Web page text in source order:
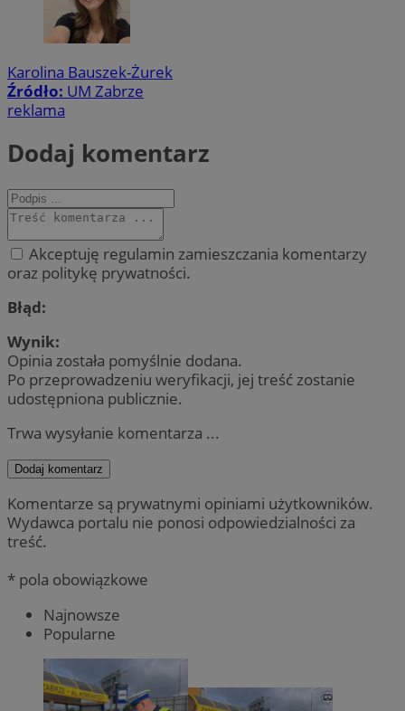
Karolina Bauszek-Żurek
Źródło: UM Zabrze
reklama
Dodaj komentarz
Akceptuję regulamin zamieszczania komentarzy
oraz politykę prywatności.
Błąd:
Wynik:
Opinia została pomyślnie dodana.
Po przeprowadzeniu weryfikacji, jej treść zostanie
udostępniona publicznie.
Trwa wysyłanie komentarza ...
Dodaj komentarz
Komentarze są prywatnymi opiniami użytkowników.
Wydawca portalu nie ponosi odpowiedzialności za
treść.
* pola obowiązkowe
Najnowsze
Popularne